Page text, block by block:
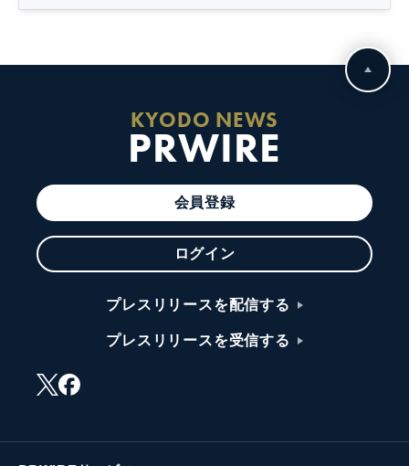
KYODO NEWS
PRWIRE
会員登録
ログイン
プレスリリースを配信する
プレスリリースを受信する